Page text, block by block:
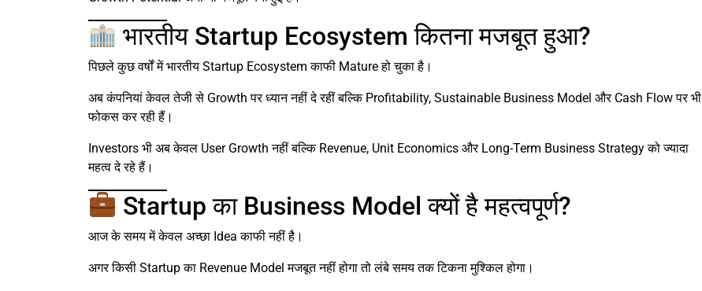
भारतीय Startup Ecosystem कितना मजबूत हुआ?
पिछले कुछ वर्षों में भारतीय Startup Ecosystem काफी Mature हो चुका है।
अब कंपनियां केवल तेजी से Growth पर ध्यान नहीं दे रहीं बल्कि Profitability, Sustainable Business Model और Cash Flow पर भी
फोकस कर रही हैं।
Investors भी अब केवल User Growth नहीं बल्कि Revenue, Unit Economics और Long-Term Business Strategy को ज्यादा
महत्व दे रहे हैं।
Startup का Business Model क्यों है महत्वपूर्ण?
आज के समय में केवल अच्छा Idea काफी नहीं है।
अगर किसी Startup का Revenue Model मजबूत नहीं होगा तो लंबे समय तक टिकना मुश्किल होगा।